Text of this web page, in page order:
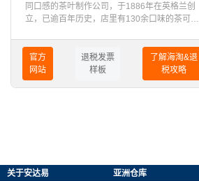
同口感的茶叶制作公司，于1886年在英格兰创
立，已逾百年历史，店里有130余口味的茶可供
眼。Whittard在斯里兰卡等地拥有许多大型种植
园，经营范围除了各类茶叶外，还有咖啡、点
心、高档茶具等商品。
官方
网站
退税发票
样板
了解海淘&退
税攻略
关于安达易
亚洲仓库